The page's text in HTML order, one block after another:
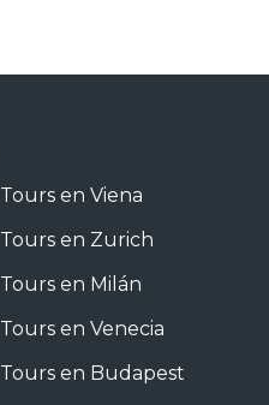
Tours en Viena
Tours en Zurich
Tours en Milán
Tours en Venecia
Tours en Budapest